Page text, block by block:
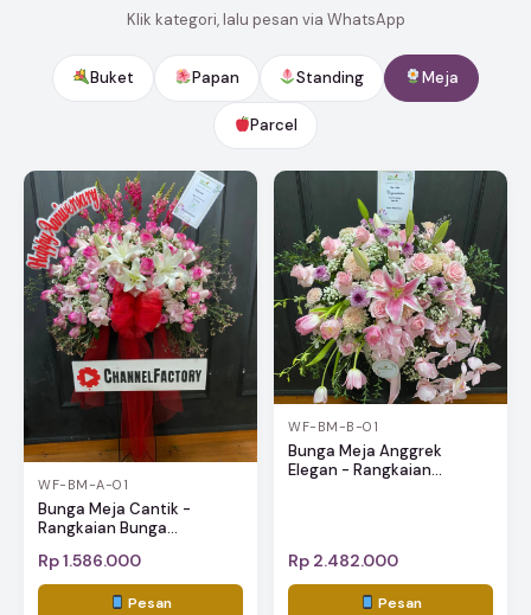
Klik kategori, lalu pesan via WhatsApp
Buket Papan Standing Meja
Parcel
WF-BM-A-01
Bunga Meja Cantik -
Rangkaian Bunga...
Rp 1.586.000
Pesan
WF-BM-B-01
Bunga Meja Anggrek
Elegan - Rangkaian...
Rp 2.482.000
Pesan